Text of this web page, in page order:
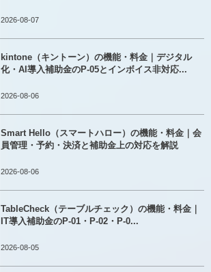
2026-08-07
kintone（キントーン）の機能・料金｜デジタル
化・AI導入補助金のP-05とインボイス非対応...
2026-08-06
Smart Hello（スマートハロー）の機能・料金｜会
員管理・予約・決済と補助金上の対応を解説
2026-08-06
TableCheck（テーブルチェック）の機能・料金｜
IT導入補助金のP-01・P-02・P-0...
2026-08-05